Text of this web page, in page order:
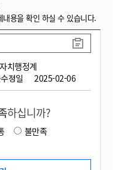
용을 확인 하실 수 있습니다.
치행정계
정일 2025-02-06
하십니까?
불만족